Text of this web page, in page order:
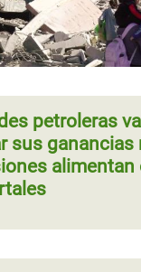
petroleras
sus ganancias
alimentan